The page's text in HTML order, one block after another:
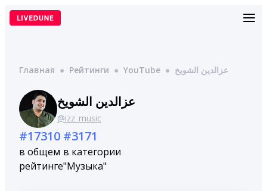
Перейти
Главная ● Рейтинги ● YouTube ● عزالدين الشويخ
عزالدين الشويخ
@izz_music
#17310
в общем
рейтинге
#3171
в категории
"Музыка"